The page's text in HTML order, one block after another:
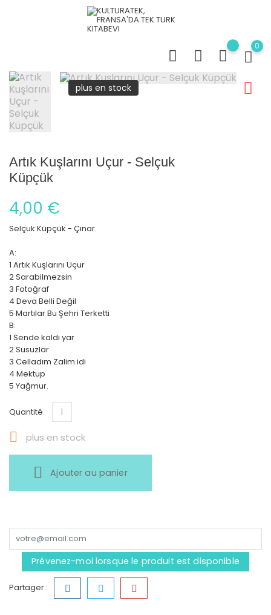
0
plus en stock
Artık Kuşlarını Uçur - Selçuk
Küpçük
4,00 €
Selçuk Küpçük - Çınar.
A:
1 Artık Kuşlarını Uçur
2 Sarabilmezsin
3 Fotoğraf
4 Deva Belli Değil
5 Martılar Bu Şehri Terketti
B:
1 Sende kaldı yar
2 Susuzlar
3 Celladım Zalim idi
4 Mektup
5 Yağmur.
Quantité
 plus en stock
Ajouter au panier
Prévenez-moi lorsque le produit est disponible
Partager :